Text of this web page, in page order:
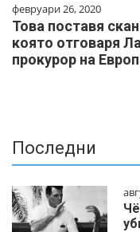
февруари 26, 2020
Това поставя
която отговаря
прокурор на
Последни